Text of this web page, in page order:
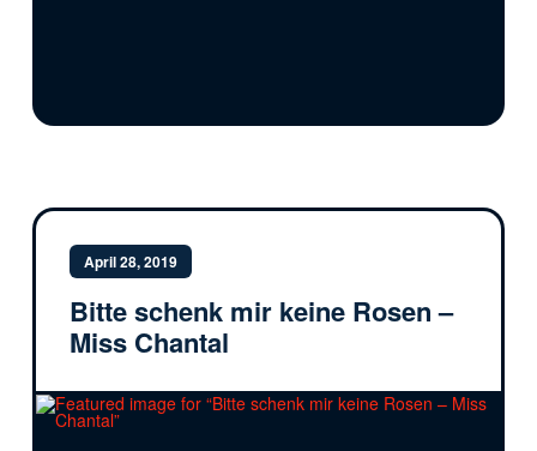
April 28, 2019
Bitte schenk mir keine Rosen –
Miss Chantal